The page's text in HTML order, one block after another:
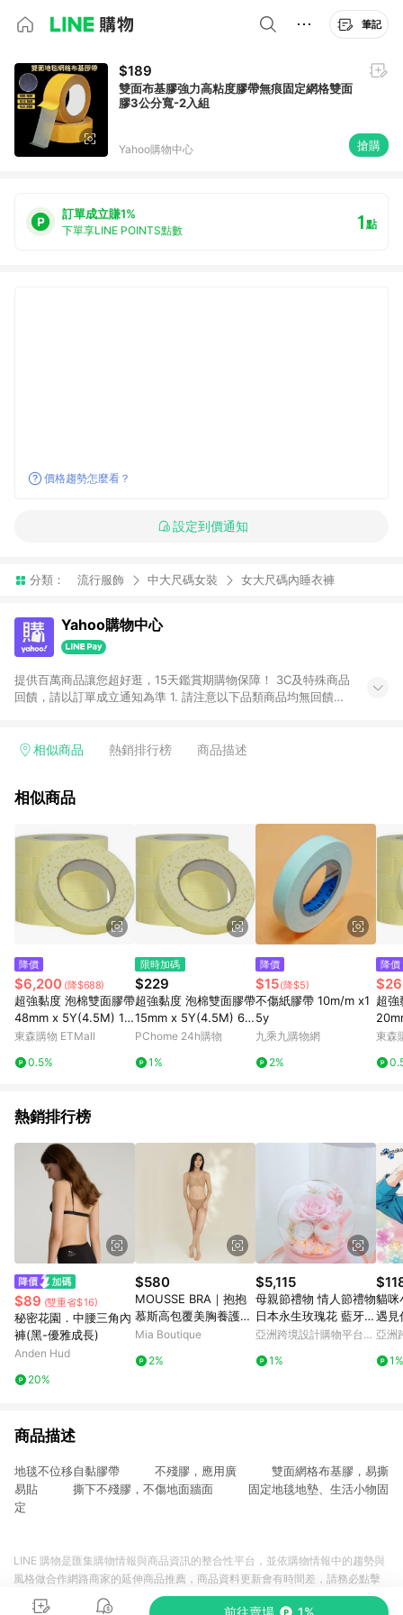
筆記
$189
雙面布基膠強力高粘度膠帶無痕固定網格雙面
膠3公分寬-2入組
Yahoo購物中心 搶購
訂單成立賺1%
下單享LINE POINTS點數 1點
價格趨勢怎麼看？
設定到價通知
分類： 流行服飾 中大尺碼女裝 女大尺碼內睡衣褲
Yahoo購物中心
提供百萬商品讓您超好逛，15天鑑賞期購物保障！ 3C及特殊商品
回饋，請以訂單成立通知為準 1. 請注意以下品類商品均無回饋：
電玩/遊戲/相機/單眼/鏡頭/拍立得 [2024/6/1起適用] -內接硬
的購回饋活動享Yahoo超贈點回饋者 - 購物中心商店之商品：商
3. 訂單回饋金額將扣除運費/購物金/超贈點/福利金/紅利折抵/折
價券等虛擬貨幣折抵 4. 大宗採購或批發轉賣不具回饋資格： 如
有相關事證認定您為大宗採購、批發轉賣而非最終消費使用者，
相關認定以Yahoo購物中心之認定為準
相似商品 熱銷排行榜 商品描述
相似商品
降價
$6,200 (降$688)
超強黏度 泡棉雙面膠帶
48mm x 5Y(4.5M) 12
0入/箱
東森購物 ETMall
0.5%
限時加碼
$229
超強黏度 泡棉雙面膠帶
15mm x 5Y(4.5M) 6
入
PChome 24h購物
1%
降價
$15(降$5)
不傷紙膠帶 10m/m x1
5y
九乘九購物網
2%
降價
超強
入
東森
熱銷排行榜
$89 (雙重省$16)
秘密花園．中腰三角內
褲(黑-優雅成長)
Anden Hud
20%
$580
MOUSSE BRA｜抱抱
慕斯高包覆美胸養護無
痕無鋼圈內衣
Mia Boutique
2%
$5,115
母親節禮物 情人節禮物
日本永生玫瑰花 藍牙音
箱
亞洲跨境設計購物平台
1%
貓咪
遇見
亞洲
1%
商品描述
地毯不位移自黏膠帶 不殘膠，應用廣 雙面網格布基膠，易撕
易貼 撕下不殘膠，不傷地面牆面 固定地毯地墊、生活小物固
定
前往賣場 1%
LINE 購物是匯集購物情報與商品資訊的整合性平台，並依購物情報中的趨勢與
風格做合作網路商家的延伸商品推薦，商品資料更新會有時間差，請務必點擊
商品至各合作網路商家，確認現售價與購物條件，一切資訊以合作廠商網頁為